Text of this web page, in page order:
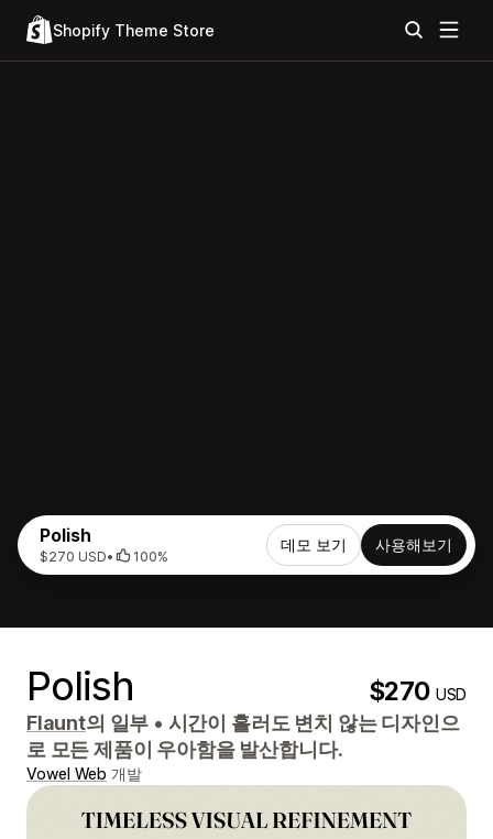
Shopify Theme Store
Polish
$270 USD• 100%
데모 보기 사용해보기
Polish $270USD
Flaunt의 일부 • 시간이 흘러도 변치 않는 디자인으
로 모든 제품이 우아함을 발산합니다.
Vowel Web 개발